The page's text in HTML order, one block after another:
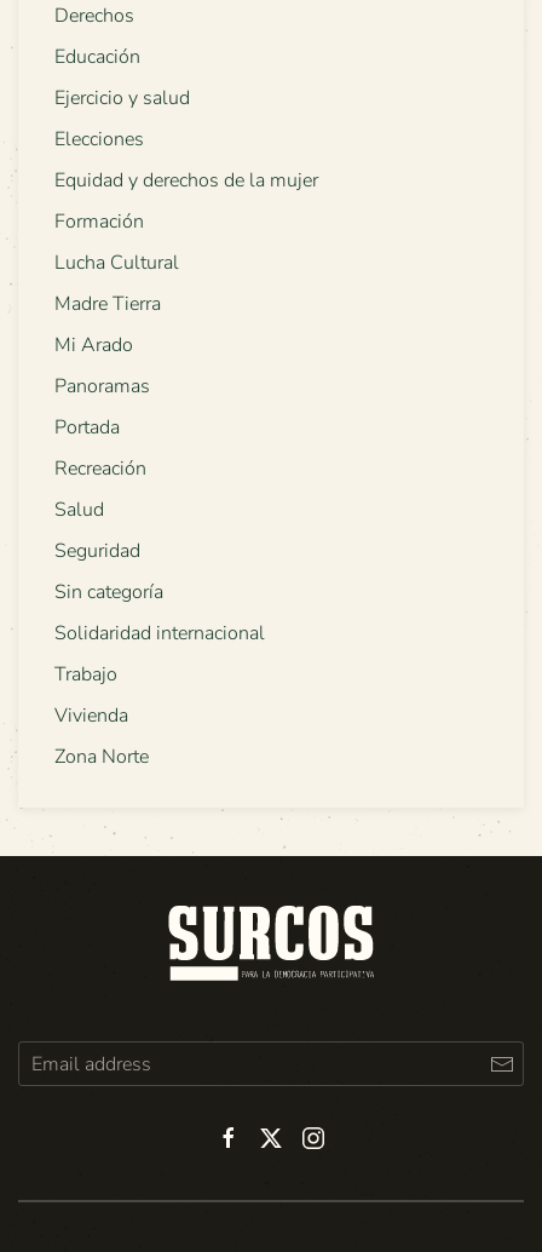
Derechos
Educación
Ejercicio y salud
Elecciones
Equidad y derechos de la mujer
Formación
Lucha Cultural
Madre Tierra
Mi Arado
Panoramas
Portada
Recreación
Salud
Seguridad
Sin categoría
Solidaridad internacional
Trabajo
Vivienda
Zona Norte